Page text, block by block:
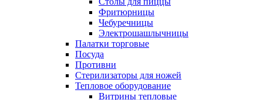
Фритюрницы
Чебуречницы
Электрошашлычницы
Палатки торговые
Посуда
Противни
Стерилизаторы для ножей
Тепловое оборудование
Витрины тепловые